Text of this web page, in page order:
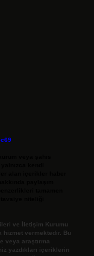
ve İletişim Kurumu
hizmet vermektedir. Bu
veya araştırma
yazdıkları içeriklerin